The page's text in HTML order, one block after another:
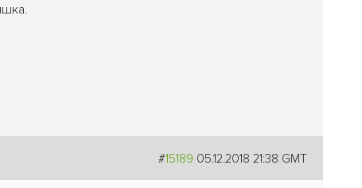
#15189 05.12.2018 21:38 GMT